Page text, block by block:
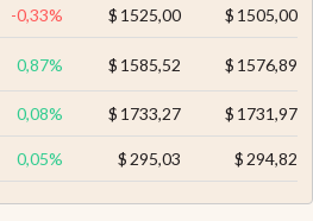
-0,33% $ 1525,00 $ 1505,00
0,87% $ 1585,52 $ 1576,89
0,08% $ 1733,27 $ 1731,97
0,05% $ 295,03 $ 294,82